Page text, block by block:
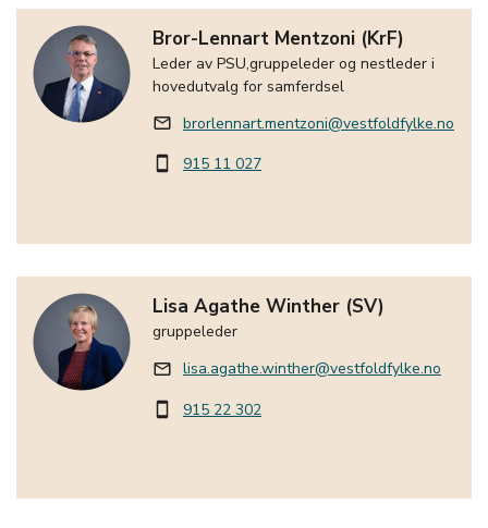
Bror-Lennart Mentzoni (KrF)
Leder av PSU,gruppeleder og nestleder i
hovedutvalg for samferdsel
mail_outline brorlennart.mentzoni@vestfoldfylke.no
smartphone 915 11 027
Lisa Agathe Winther (SV)
gruppeleder
mail_outline lisa.agathe.winther@vestfoldfylke.no
smartphone 915 22 302